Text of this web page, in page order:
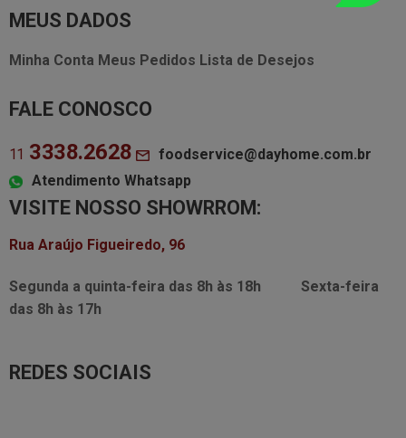
MEUS DADOS
Minha Conta Meus Pedidos Lista de Desejos
FALE CONOSCO
11 3338.2628
foodservice@dayhome.com.br
Atendimento Whatsapp
VISITE NOSSO SHOWRROM:
Rua Araújo Figueiredo, 96
Segunda a quinta-feira das 8h às 18h
Sexta-feira
das 8h às 17h
REDES SOCIAIS